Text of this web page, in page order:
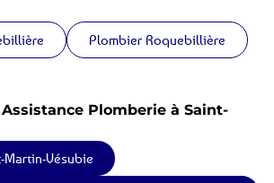
Plombier Roquebillière
Plomberie à Saint-
Martin-Vésubie